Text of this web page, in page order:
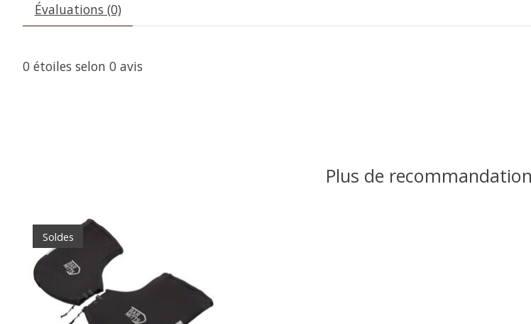
Évaluations (0)
0 étoiles selon 0 avis
Plus de
Articles du carrousel de produits
Soldes